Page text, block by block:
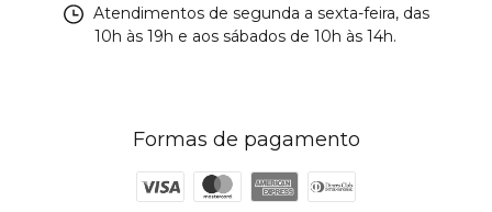
Atendimentos de segunda a sexta-feira, das
10h às 19h e aos sábados de 10h às 14h.
Formas de pagamento